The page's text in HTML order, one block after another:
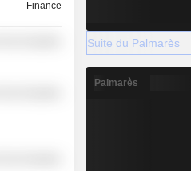
Finance
Suite du Palmarès
Palmarès